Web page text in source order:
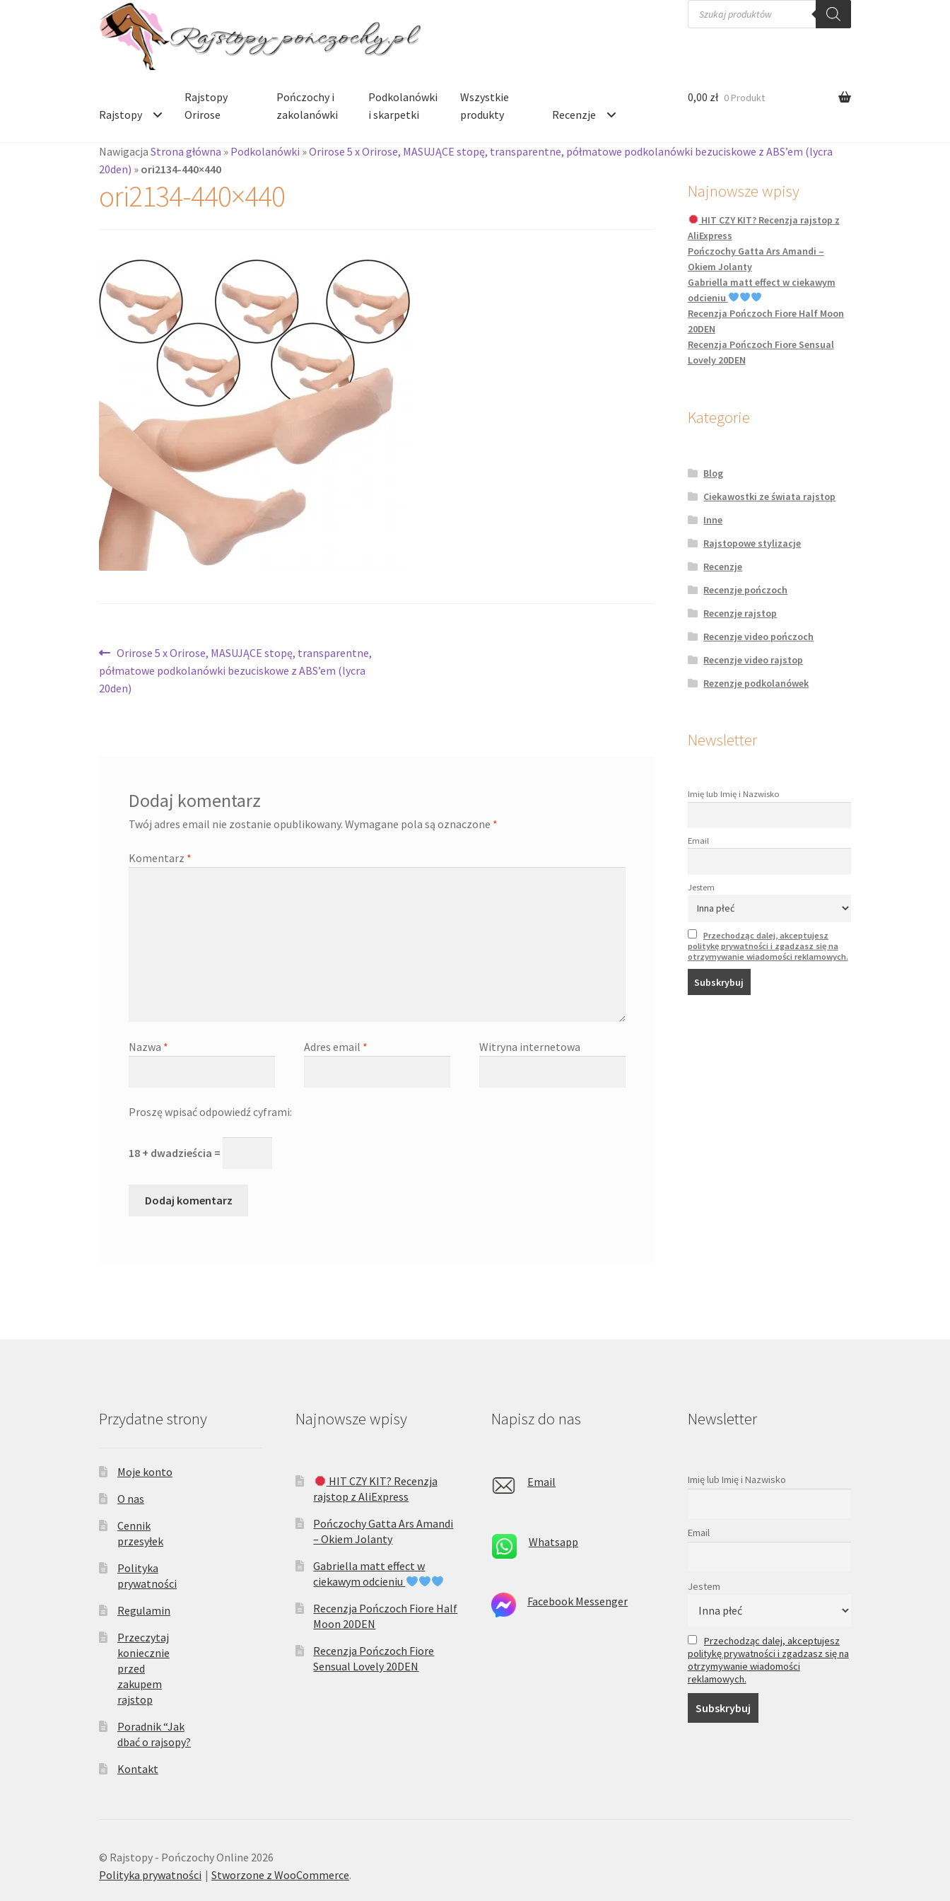
Przejdź
do
nawigacji
Przejdź
do
treści
Wyszukiwarka
produktów
Rajstopy
Rajstopy
Orirose
Pończochy i
zakolanówki
Podkolanówki
i skarpetki
Wszystkie
produkty
Recenzje
0,00 zł 0 Produkt
NawigacjaStrona główna » Podkolanówki »Orirose 5 x Orirose, MASUJĄCE stopę, transparentne, półmatowe podkolanówki bezuciskowe z ABS’em (lycra
20den) » ori2134-440×440
ori2134-440×440
Nawigacja
wpisu
Poprzedni
wpis:
Orirose 5 x Orirose, MASUJĄCE stopę, transparentne,
półmatowe podkolanówki bezuciskowe z ABS’em (lycra
20den)
Dodaj komentarz
Twój adres email nie zostanie opublikowany. Wymagane pola są oznaczone *
Komentarz *
Nazwa * Adres email * Witryna internetowa
Proszę wpisać odpowiedź cyframi:
18 + dwadzieścia =
Najnowsze wpisy
HIT CZY KIT? Recenzja rajstop z
AliExpress
Pończochy Gatta Ars Amandi –
Okiem Jolanty
Gabriella matt effect w ciekawym
odcieniu
Recenzja Pończoch Fiore Half Moon
20DEN
Recenzja Pończoch Fiore Sensual
Lovely 20DEN
Kategorie
Blog
Ciekawostki ze świata rajstop
Inne
Rajstopowe stylizacje
Recenzje
Recenzje pończoch
Recenzje rajstop
Recenzje video pończoch
Recenzje video rajstop
Rezenzje podkolanówek
Newsletter
Imię lub Imię i Nazwisko
Email
Jestem
Przechodząc dalej, akceptujesz
politykę prywatności i zgadzasz się na
otrzymywanie wiadomości reklamowych.
Przydatne strony
Moje konto
O nas
Cennik
przesyłek
Polityka
prywatności
Regulamin
Przeczytaj
koniecznie
przed
zakupem
rajstop
Poradnik “Jak
dbać o rajsopy?
Kontakt
Najnowsze wpisy
HIT CZY KIT? Recenzja
rajstop z AliExpress
Pończochy Gatta Ars Amandi
– Okiem Jolanty
Gabriella matt effect w
ciekawym odcieniu
Recenzja Pończoch Fiore Half
Moon 20DEN
Recenzja Pończoch Fiore
Sensual Lovely 20DEN
Napisz do nas
Email
Whatsapp
Facebook Messenger
Newsletter
Imię lub Imię i Nazwisko
Email
Jestem
Przechodząc dalej, akceptujesz
politykę prywatności i zgadzasz się na
otrzymywanie wiadomości
reklamowych.
© Rajstopy - Pończochy Online 2026
Polityka prywatności
Stworzone z WooCommerce.